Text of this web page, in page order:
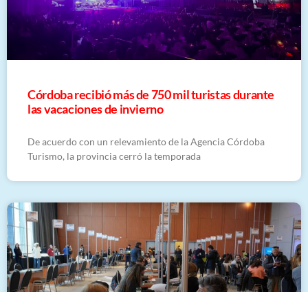
Córdoba recibió más de 750 mil turistas durante
las vacaciones de invierno
De acuerdo con un relevamiento de la Agencia Córdoba
Turismo, la provincia cerró la temporada